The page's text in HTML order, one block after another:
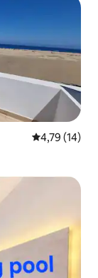
4,79 de uma
4,79 (14)